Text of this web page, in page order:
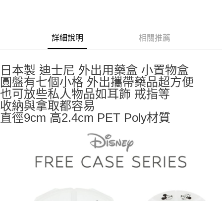
付款後全家取貨
7-11取貨付款
每筆NT$65，滿NT$999(含以上)免運費
付款後7-11取貨
每筆NT$65，滿NT$999(含以上)免運費
每筆NT$100，滿NT$999(含以上)免運費
詳細說明 相關推薦
日本製 迪士尼 外出用藥盒 小置物盒
圓盤有七個小格 外出攜帶藥品超方便
也可放些私人物品如耳飾 戒指等
收納與拿取都容易
直徑9cm 高2.4cm PET Poly材質